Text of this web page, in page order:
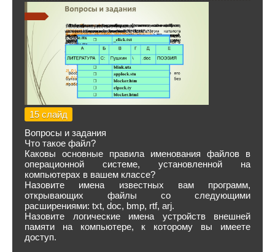
15 слайд
Вопросы и задания
Что такое файл?
Каковы основные правила именования файлов в
операционной системе, установленной на
компьютерах в вашем классе?
Назовите имена известных вам программ,
открывающих файлы со следующими
расширениями: txt, doc, bmp, rtf, arj.
Назовите логические имена устройств внешней
памяти на компьютере, к которому вы имеете
доступ.